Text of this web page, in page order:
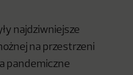
najdziwniejsze
na przestrzeni
pandemiczne